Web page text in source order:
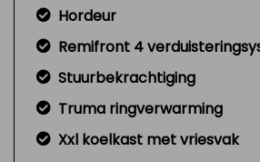
Hordeur
Remifront 4
Stuurbekrachtiging
Truma ringverwarming
Xxl koelkast met vriesvak